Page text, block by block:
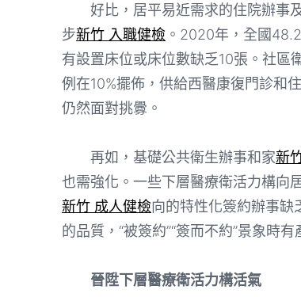
好比，居平易近需求的住院辦事
步新竹 入職健檢 。2020年，全國
有設置床位或床位數缺乏10張。社區
例在10%擺佈，供給西醫康復門診和
仍然面對挑釁。
再如，基礎公共衛生辦事和家新
也需強化。一些下層醫療衛活力構向
新竹 成人健檢向的特性化簽約辦事缺
的品質，“被簽約”“簽而不約”景象時
晉陞下層醫療衛活力構活氣